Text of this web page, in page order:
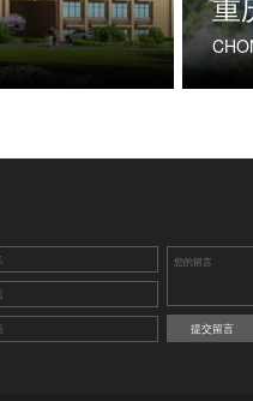
提交留言